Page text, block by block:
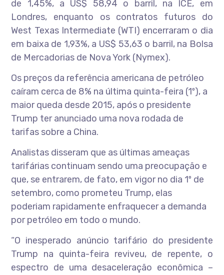
de 1,45%, a US$ 58,94 o barril, na ICE, em
Londres, enquanto os contratos futuros do
West Texas Intermediate (WTI) encerraram o dia
em baixa de 1,93%, a US$ 53,63 o barril, na Bolsa
de Mercadorias de Nova York (Nymex).
Os preços da referência americana de petróleo
caíram cerca de 8% na última quinta-feira (1º), a
maior queda desde 2015, após o presidente
Trump ter anunciado uma nova rodada de
tarifas sobre a China.
Analistas disseram que as últimas ameaças
tarifárias continuam sendo uma preocupação e
que, se entrarem, de fato, em vigor no dia 1º de
setembro, como prometeu Trump, elas
poderiam rapidamente enfraquecer a demanda
por petróleo em todo o mundo.
“O inesperado anúncio tarifário do presidente
Trump na quinta-feira reviveu, de repente, o
espectro de uma desaceleração econômica –